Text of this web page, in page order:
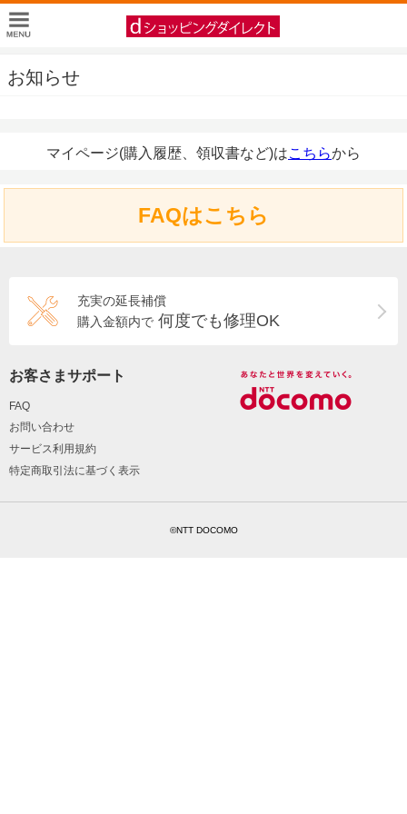
お知らせ
マイページ(購入履歴、領収書など)はこちらから
FAQはこちら
充実の延長補償
購入金額内で 何度でも修理OK
お客さまサポート
FAQ
お問い合わせ
サービス利用規約
特定商取引法に基づく表示
©NTT DOCOMO